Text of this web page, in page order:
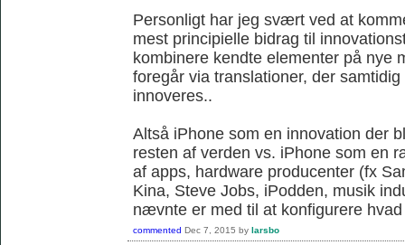
Personligt har jeg svært ved at
mest principielle bidrag til
kombinere kendte elementer på nye
foregår via translationer, der
innoveres..
Altså iPhone som en innovation der
resten af verden vs. iPhone som en
af apps, hardware producenter (fx
Kina, Steve Jobs, iPodden, musik
nævnte er med til at konfigurere
commented Dec 7, 2015 by larsbo